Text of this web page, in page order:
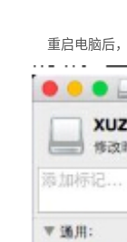
重启电脑后